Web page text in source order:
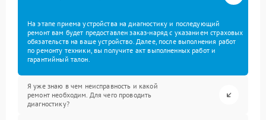
На этапе приема устройства на диагностику и последующий
ремонт вам будет предоставлен заказ-наряд с указанием страховых
обязательств на ваше устройство. Далее, после выполнения работ
по ремонту техники, вы получите акт выполненных работ и
гарантийный талон.
Я уже знаю в чем неисправность и какой
ремонт необходим. Для чего проводить
диагностику?